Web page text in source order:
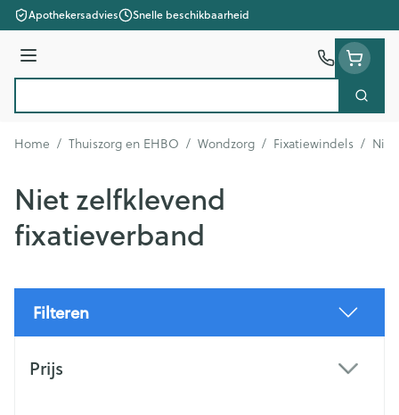
Ga naar de inhoud
Apothekersadvies Snelle beschikbaarheid
Menu
Zoek
Home / Thuiszorg en EHBO / Wondzorg / Fixatiewindels /
Niet zelfklevend
fixatieverband
Filteren
Prijs